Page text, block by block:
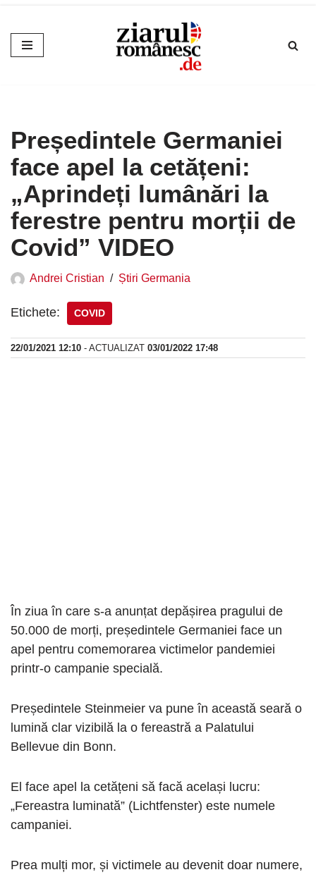
Sari
la
Președintele Germaniei
face apel la cetățeni:
„Aprindeți lumânări la
ferestre pentru morții de
Covid” VIDEO
Andrei Cristian Știri Germania
Etichete: COVID
22/01/2021 12:10 - ACTUALIZAT 03/01/2022 17:48
În ziua în care s-a anunțat depășirea pragului de
50.000 de morți, președintele Germaniei face un
apel pentru comemorarea victimelor pandemiei
printr-o campanie specială.
Președintele Steinmeier va pune în această seară o
lumină clar vizibilă la o fereastră a Palatului
Bellevue din Bonn.
El face apel la cetățeni să facă același lucru:
„Fereastra luminată” (Lichtfenster) este numele
campaniei.
Prea mulți mor, și victimele au devenit doar numere,